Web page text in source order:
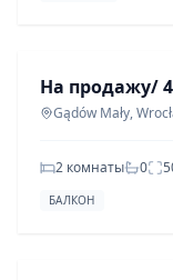
Gądów Mały,
2 комнаты 0
БАЛКОН